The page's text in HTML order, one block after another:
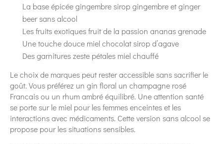
La base épicée gingembre sirop gingembre et ginger
beer sans alcool
Les fruits exotiques fruit de la passion ananas grenade
Une touche douce miel chocolat sirop d’agave
Des garnitures zeste pétales miel chauffé
Le choix de marques peut rester accessible sans sacrifier le
goût. Vous préférez un gin floral un champagne rosé
Francais ou un rhum ambré équilibré. Une attention santé
se porte sur le miel pour les femmes enceintes et les
interactions avec médicaments. Cette version sans alcool se
propose pour les situations sensibles.